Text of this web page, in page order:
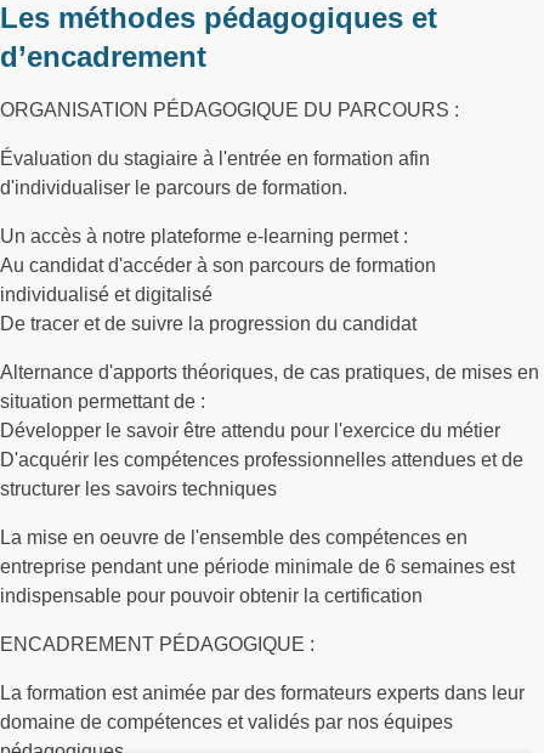
Les méthodes pédagogiques et
d’encadrement
ORGANISATION PÉDAGOGIQUE DU PARCOURS :
Évaluation du stagiaire à l'entrée en formation afin
d'individualiser le parcours de formation.
Un accès à notre plateforme e-learning permet :
Au candidat d'accéder à son parcours de formation
individualisé et digitalisé
De tracer et de suivre la progression du candidat
Alternance d'apports théoriques, de cas pratiques, de mises en
situation permettant de :
Développer le savoir être attendu pour l'exercice du métier
D'acquérir les compétences professionnelles attendues et de
structurer les savoirs techniques
La mise en oeuvre de l'ensemble des compétences en
entreprise pendant une période minimale de 6 semaines est
indispensable pour pouvoir obtenir la certification
ENCADREMENT PÉDAGOGIQUE :
La formation est animée par des formateurs experts dans leur
domaine de compétences et validés par nos équipes